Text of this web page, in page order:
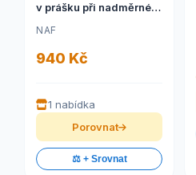
v prášku při nadměrném
Salts, elektrolyty v
prášku při nadměrném
pocení, balení 1000g)
NAF
940 Kč
1 nabídka
Porovnat
⚖️ + Srovnat